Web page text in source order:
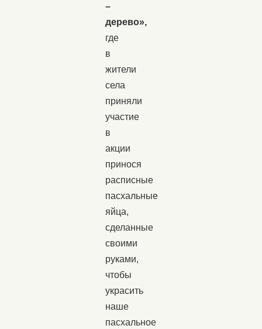
–
дерево»,
где
в
жители
села
приняли
участие
в
акции
принося
расписные
пасхальные
яйца,
сделанные
своими
руками,
чтобы
украсить
наше
пасхальное